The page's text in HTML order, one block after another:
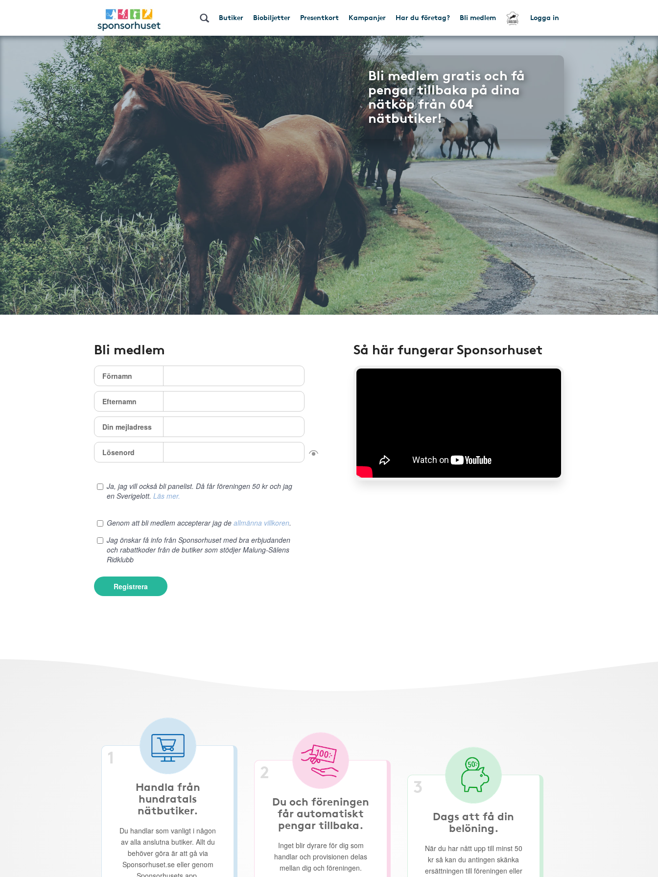
Butiker Biobiljetter Presentkort Kampanjer Har du företag? Bli medlem Logga in
Bli medlem gratis och få
pengar tillbaka på dina
nätköp från 604
nätbutiker!
Bli medlem
Förnamn
Efternamn
Din mejladress
Lösenord
Ja, jag vill också bli panelist. Då får föreningen 50 kr och jag
en Sverigelott. Läs mer.
Genom att bli medlem accepterar jag de allmänna villkoren.
Jag önskar få info från Sponsorhuset med bra erbjudanden
och rabattkoder från de butiker som stödjer Malung-Sälens
Ridklubb
Registrera
Så här fungerar Sponsorhuset
1
Handla från
hundratals
nätbutiker.
Du handlar som vanligt i någon
av alla anslutna butiker. Allt du
behöver göra är att gå via
Sponsorhuset.se eller genom
2
Du och föreningen
får automatiskt
pengar tillbaka.
Inget blir dyrare för dig som
handlar och provisionen delas
mellan dig och föreningen.
3
Dags att få din
belöning.
När du har nått upp till minst 50
kr så kan du antingen skänka
ersättningen till föreningen eller